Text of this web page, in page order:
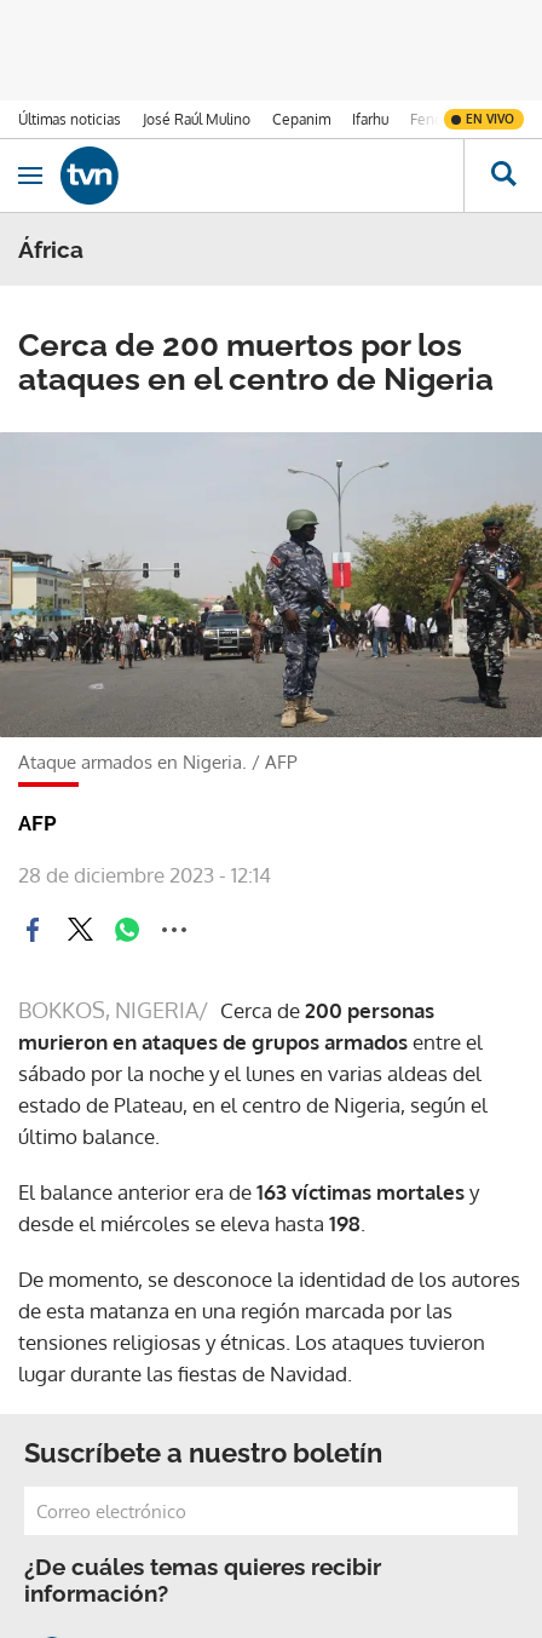
Últimas noticias José Raúl Mulino Cepanim Ifarhu Fenómeno de El
EN VIVO
Ir al contenido
Obrir navegació
África
Cerca de 200 muertos por los
ataques en el centro de Nigeria
Ataque armados en Nigeria. / AFP
AFP
28 de diciembre 2023 - 12:14
BOKKOS, NIGERIA/ Cerca de200 personas
murieron en ataques de grupos armadosentre el
sábado por la noche y el lunes en varias aldeas del
estado de Plateau, en el centro de Nigeria, según el
último balance.
El balance anterior era de163 víctimas mortalesy
desde el miércoles se eleva hasta 198
De momento, se desconoce la identidad de los autores
de esta matanza en una región marcada por las
tensiones religiosas y étnicas. Los ataques tuvieron
lugar durante las fiestas de Navidad.
Suscríbete a nuestro boletín
¿De cuáles temas quieres recibir
información?